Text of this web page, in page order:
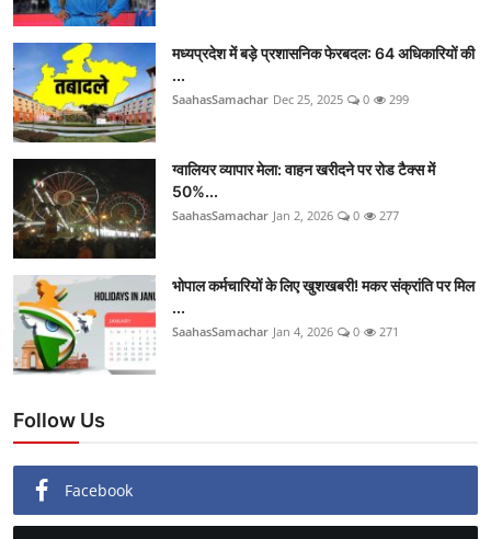
मध्यप्रदेश में बड़े प्रशासनिक फेरबदल: 64 अधिकारियों की
...
SaahasSamachar Dec 25, 2025 0 299
ग्वालियर व्यापार मेला: वाहन खरीदने पर रोड टैक्स में
50%...
SaahasSamachar Jan 2, 2026 0 277
भोपाल कर्मचारियों के लिए खुशखबरी! मकर संक्रांति पर मिल
...
SaahasSamachar Jan 4, 2026 0 271
Follow Us
Facebook